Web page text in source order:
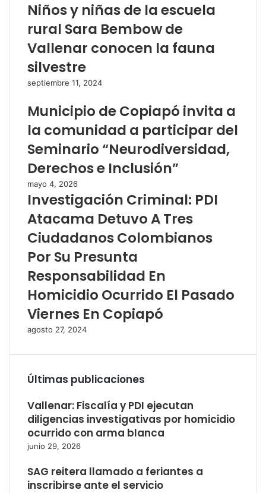
Niños y niñas de la escuela
rural Sara Bembow de
Vallenar conocen la fauna
silvestre
septiembre 11, 2024
Municipio de Copiapó invita a
la comunidad a participar del
Seminario “Neurodiversidad,
Derechos e Inclusión”
mayo 4, 2026
Investigación Criminal: PDI
Atacama Detuvo A Tres
Ciudadanos Colombianos
Por Su Presunta
Responsabilidad En
Homicidio Ocurrido El Pasado
Viernes En Copiapó
agosto 27, 2024
Últimas publicaciones
Vallenar: Fiscalía y PDI ejecutan
diligencias investigativas por homicidio
ocurrido con arma blanca
junio 29, 2026
SAG reitera llamado a feriantes a
inscribirse ante el servicio